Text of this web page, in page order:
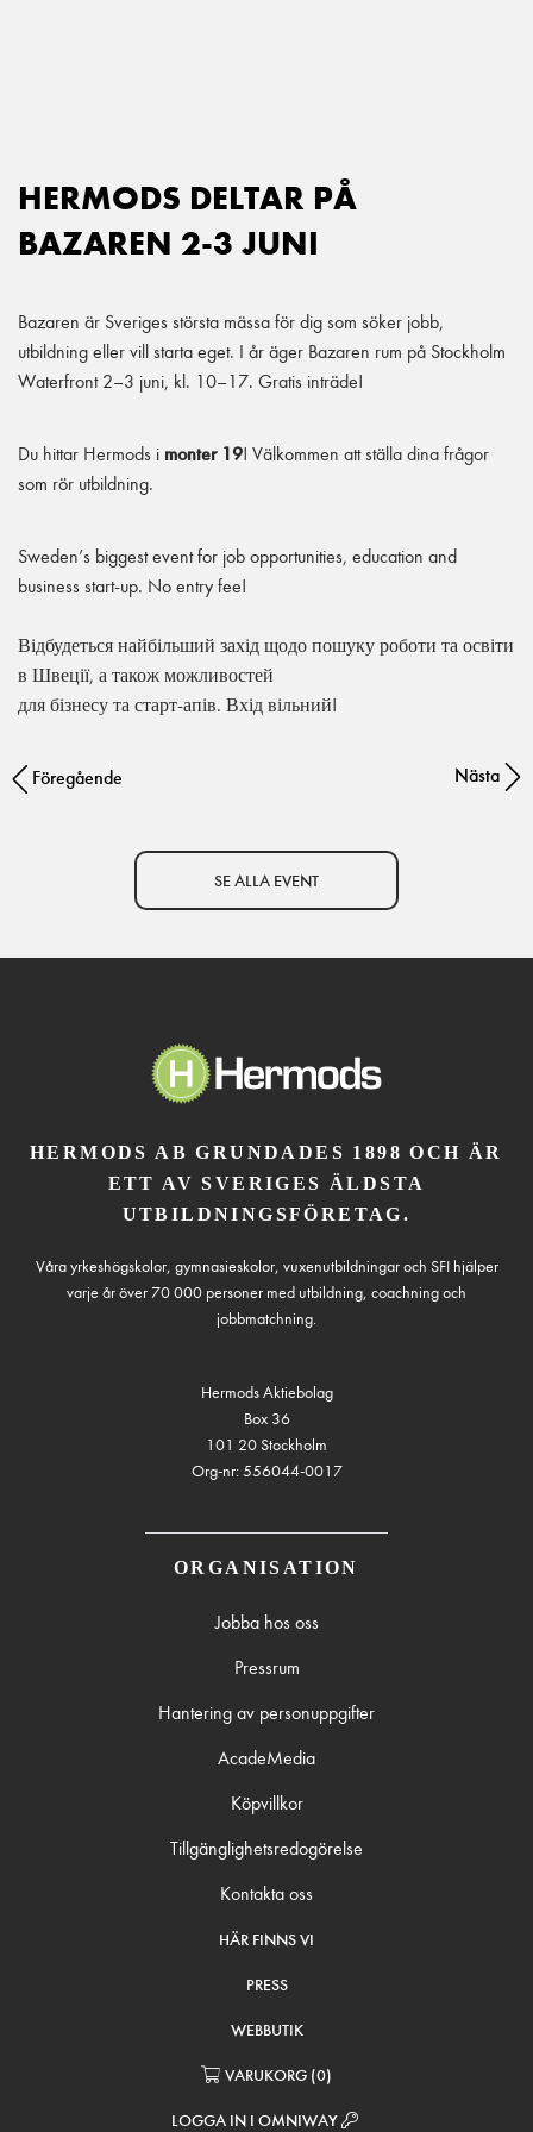
HERMODS DELTAR PÅ
BAZAREN 2-3 JUNI
Bazaren är Sveriges största mässa för dig som söker jobb,
utbildning eller vill starta eget. I år äger Bazaren rum på Stockholm
Waterfront 2–3 juni, kl. 10–17. Gratis inträde!
Du hittar Hermods i monter 19! Välkommen att ställa dina frågor
som rör utbildning.
Sweden’s biggest event for job opportunities, education and
business start-up. No entry fee!
Відбудеться найбільший захід щодо пошуку роботи та освіти
в Швеції, а також можливостей
для бізнесу та старт-апів. Вхід вільний!
Post navigation
Föregående Nästa
SE ALLA EVENT
HERMODS AB GRUNDADES 1898 OCH ÄR
ETT AV SVERIGES ÄLDSTA
UTBILDNINGSFÖRETAG.
Våra yrkeshögskolor, gymnasieskolor, vuxenutbildningar och SFI hjälper
varje år över 70 000 personer med utbildning, coachning och
jobbmatchning.
Hermods Aktiebolag
Box 36
101 20 Stockholm
Org-nr: 556044-0017
ORGANISATION
Jobba hos oss
Pressrum
Hantering av personuppgifter
AcadeMedia
Köpvillkor
Tillgänglighetsredogörelse
Kontakta oss
HÄR FINNS VI
PRESS
WEBBUTIK
VARUKORG (0)
LOGGA IN I OMNIWAY